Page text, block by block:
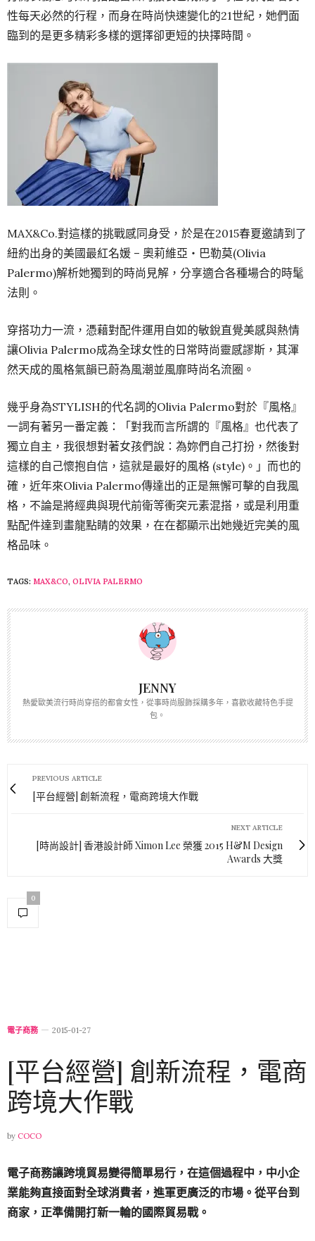
性每天必然的行程，而身在時尚快速變化的21世紀，她們面
臨到的是更多精彩多樣的選擇卻更短的抉擇時間。
MAX&Co.對這樣的挑戰感同身受，於是在2015春夏邀請到了
紐約出身的美國最紅名媛 – 奧莉維亞‧巴勒莫(Olivia
Palermo)解析她獨到的時尚見解，分享適合各種場合的時髦
法則。
穿搭功力一流，憑藉對配件運用自如的敏銳直覺美感與熱情
讓Olivia Palermo成為全球女性的日常時尚靈感謬斯，其渾
然天成的風格氣韻已蔚為風潮並風靡時尚名流圈。
幾乎身為STYLISH的代名詞的Olivia Palermo對於『風格』
一詞有著另一番定義：「對我而言所謂的『風格』也代表了
獨立自主，我很想對著女孩們說：為妳們自己打扮，然後對
這樣的自己懷抱自信，這就是最好的風格 (style)。」而也的
確，近年來Olivia Palermo傳達出的正是無懈可擊的自我風
格，不論是將經典與現代前衛等衝突元素混搭，或是利用重
點配件達到畫龍點睛的效果，在在都顯示出她幾近完美的風
格品味。
TAGS: MAX&CO, OLIVIA PALERMO
JENNY
熱愛歐美流行時尚穿搭的都會女性，從事時尚服飾採購多年，喜歡收藏特色手提
包。
PREVIOUS ARTICLE
[平台經營] 創新流程，電商跨境大作戰
NEXT ARTICLE
[時尚設計] 香港設計師 Ximon Lee 榮獲 2015 H&M Design
Awards 大獎
0
電子商務 2015-01-27
[平台經營] 創新流程，電商
跨境大作戰
by COCO
電子商務讓跨境貿易變得簡單易行，在這個過程中，中小企
業能夠直接面對全球消費者，進軍更廣泛的市場。從平台到
商家，正準備開打新一輪的國際貿易戰。